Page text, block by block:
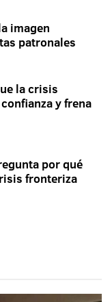
imagen
patronales
la crisis
y frena
por qué
fronteriza